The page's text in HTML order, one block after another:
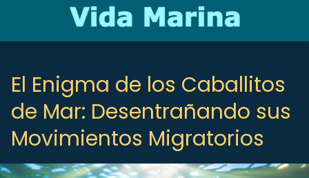
El Enigma de los Caballitos
de Mar: Desentrañando sus
Movimientos Migratorios